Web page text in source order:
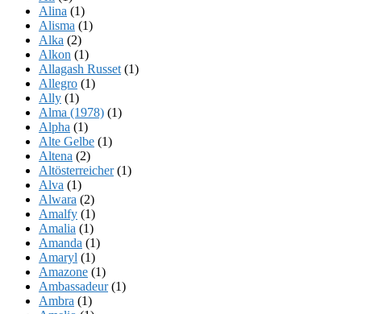
Alina (1)
Alisma (1)
Alka (2)
Alkon (1)
Allagash Russet (1)
Allegro (1)
Ally (1)
Alma (1978) (1)
Alpha (1)
Alte Gelbe (1)
Altena (2)
Altösterreicher(1)
Alva (1)
Alwara (2)
Amalfy (1)
Amalia (1)
Amanda (1)
Amaryl (1)
Amazone (1)
Ambassadeur(1)
Ambra (1)